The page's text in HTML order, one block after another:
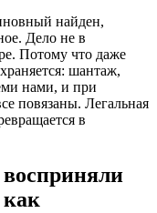
найден,
Дело не в
Потому что даже
шантаж,
нами, и при
повязаны. Легальная
в